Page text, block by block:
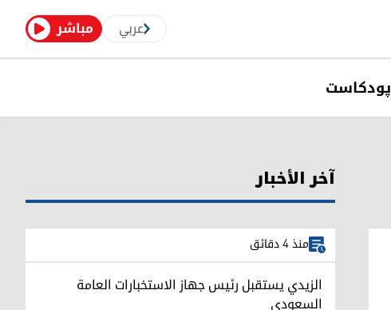
مباشر عربي
پودکاست
آخر الأخبار
منذ 4 دقائق
الزيدي يستقبل رئيس جهاز الاستخبارات العامة
السعودي